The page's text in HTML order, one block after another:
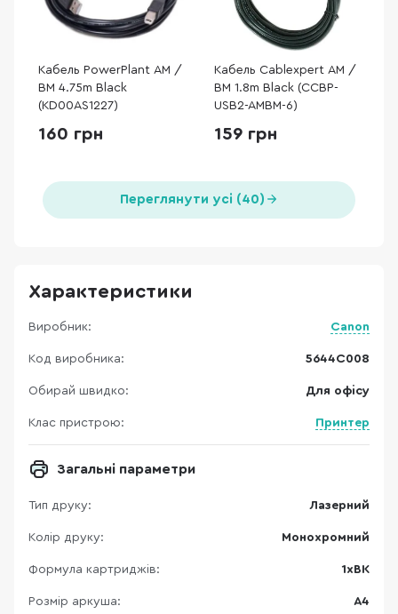
Кабель PowerPlant AM /
BM 4.75m Black
(KD00AS1227)
160 грн
Кабель Cablexpert AM /
BM 1.8m Black (CCBP-
USB2-AMBM-6)
159 грн
Переглянути усі (40)
Характеристики
Виробник: Canon
Код виробника: 5644C008
Обирай швидко: Для офісу
Клас пристрою: Принтер
Загальні параметри
Тип друку: Лазерний
Колір друку: Монохромний
Формула картриджів: 1xBK
Розмір аркуша: A4